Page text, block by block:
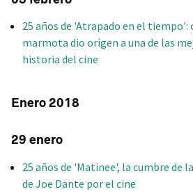
25 años de 'Atrapado en el tiempo':
marmota dio origen a una de las
historia del cine
Enero 2018
29 enero
25 años de 'Matinee', la cumbre de
de Joe Dante por el cine